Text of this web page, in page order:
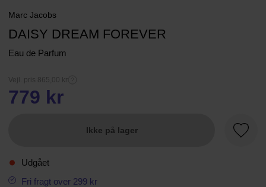
Marc Jacobs
DAISY DREAM FOREVER
Eau de Parfum
Vejl. pris 865,00 kr
779 kr
Ikke på lager
Udgået
Fri fragt over 299 kr